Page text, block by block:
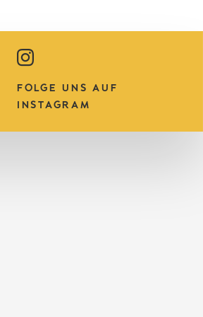
FOLGE UNS AUF
INSTAGRAM